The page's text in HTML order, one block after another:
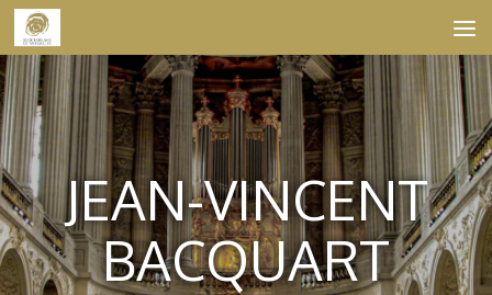
Skip to content
JEAN-VINCENT
BACQUART